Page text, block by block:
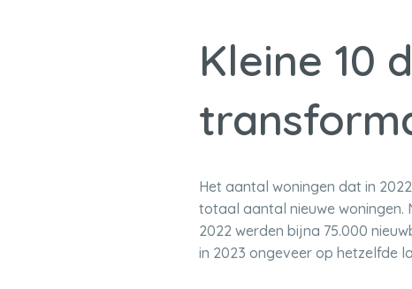
Kleine 10
Het aantal woningen dat in
totaal aantal nieuwe woningen.
2022 werden bijna 75.000
in 2023 ongeveer op hetzelfde